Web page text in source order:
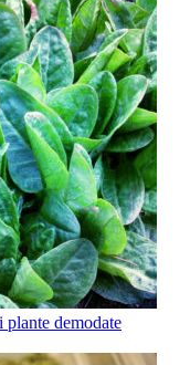
demodate